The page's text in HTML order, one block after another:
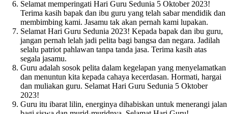
Selamat memperingati Hari Guru Sedunia 5 Oktober 2023!
Terima kasih bapak dan ibu guru yang telah sabar mendidik dan
membimbing kami. Jasamu tak akan pernah kami lupakan.
Selamat Hari Guru Sedunia 2023! Kepada bapak dan ibu guru,
jangan pernah lelah jadi pelita bagi bangsa dan negara. Jadilah
selalu patriot pahlawan tanpa tanda jasa. Terima kasih atas
segala jasamu.
Guru adalah sosok pelita dalam kegelapan yang menyelamatkan
dan menuntun kita kepada cahaya kecerdasan. Hormati, hargai
dan muliakan guru. Selamat Hari Guru Sedunia 5 Oktober
2023!
Guru itu ibarat lilin, energinya dihabiskan untuk menerangi jalan